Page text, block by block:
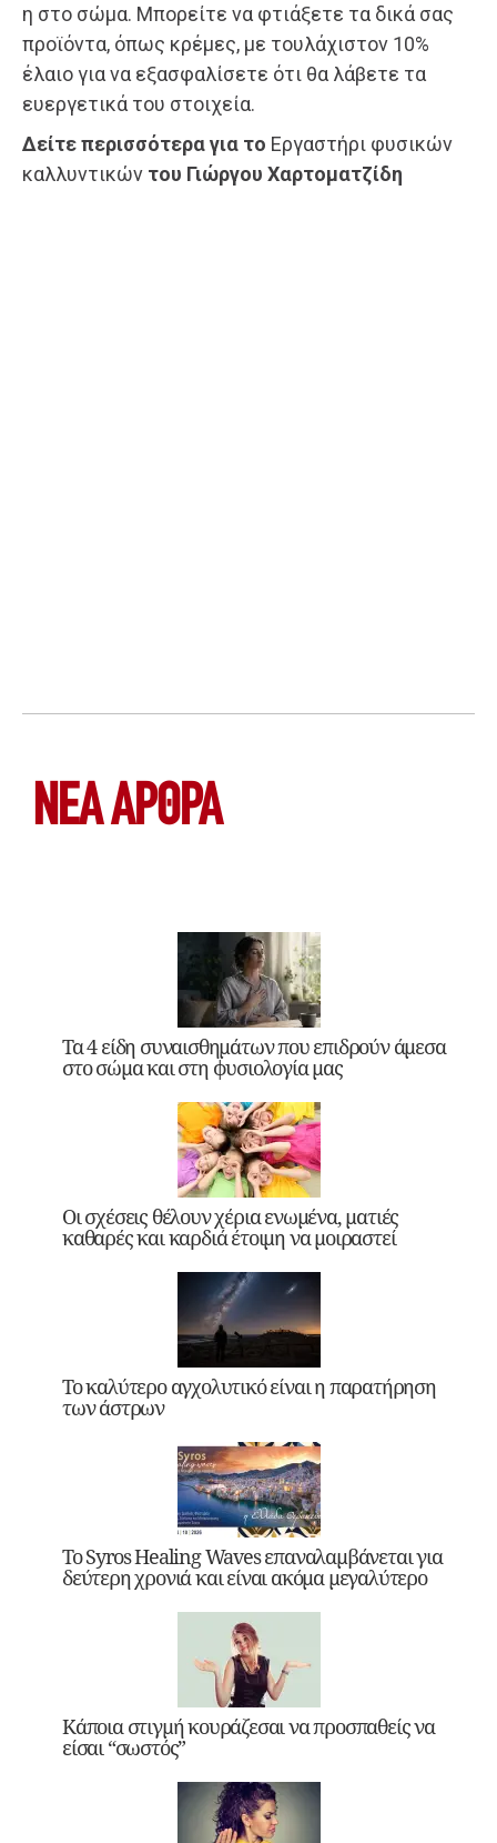
η στο σώμα. Μπορείτε να φτιάξετε τα δικά σας
προϊόντα, όπως κρέμες, με τουλάχιστον 10%
έλαιο για να εξασφαλίσετε ότι θα λάβετε τα
ευεργετικά του στοιχεία.
Δείτε περισσότερα για το Εργαστήρι φυσικών
καλλυντικών του Γιώργου Χαρτοματζίδη
ΝΕΑ ΆΡΘΡΑ
Τα 4 είδη συναισθημάτων που επιδρούν άμεσα
στο σώμα και στη φυσιολογία μας
Οι σχέσεις θέλουν χέρια ενωμένα, ματιές
καθαρές και καρδιά έτοιμη να μοιραστεί
Το καλύτερο αγχολυτικό είναι η παρατήρηση
των άστρων
Το Syros Healing Waves επαναλαμβάνεται για
δεύτερη χρονιά και είναι ακόμα μεγαλύτερο
Κάποια στιγμή κουράζεσαι να προσπαθείς να
είσαι “σωστός”